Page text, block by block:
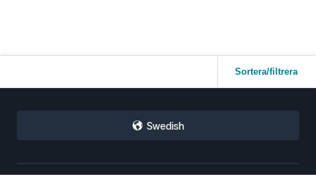
Sortera/filtrera
Swedish